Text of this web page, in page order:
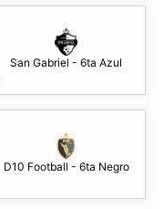
San Gabriel - 6ta Azul
D10 Football - 6ta Negro